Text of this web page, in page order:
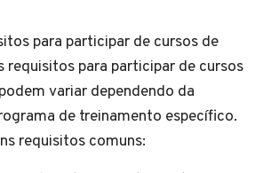
para participar de cursos de
requisitos para participar de cursos
variar dependendo da
de treinamento específico.
requisitos comuns: